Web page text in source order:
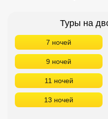
Туры на
7 ночей
9 ночей
11 ночей
13 ночей
Экскурсионные туры
VIP отели 5 звезд
ТОП 10 лучших отелей 5*